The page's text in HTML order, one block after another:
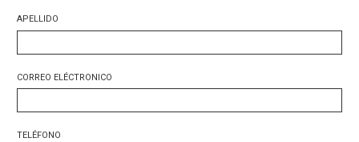
APELLIDO
CORREO ELÉCTRONICO
TELÉFONO